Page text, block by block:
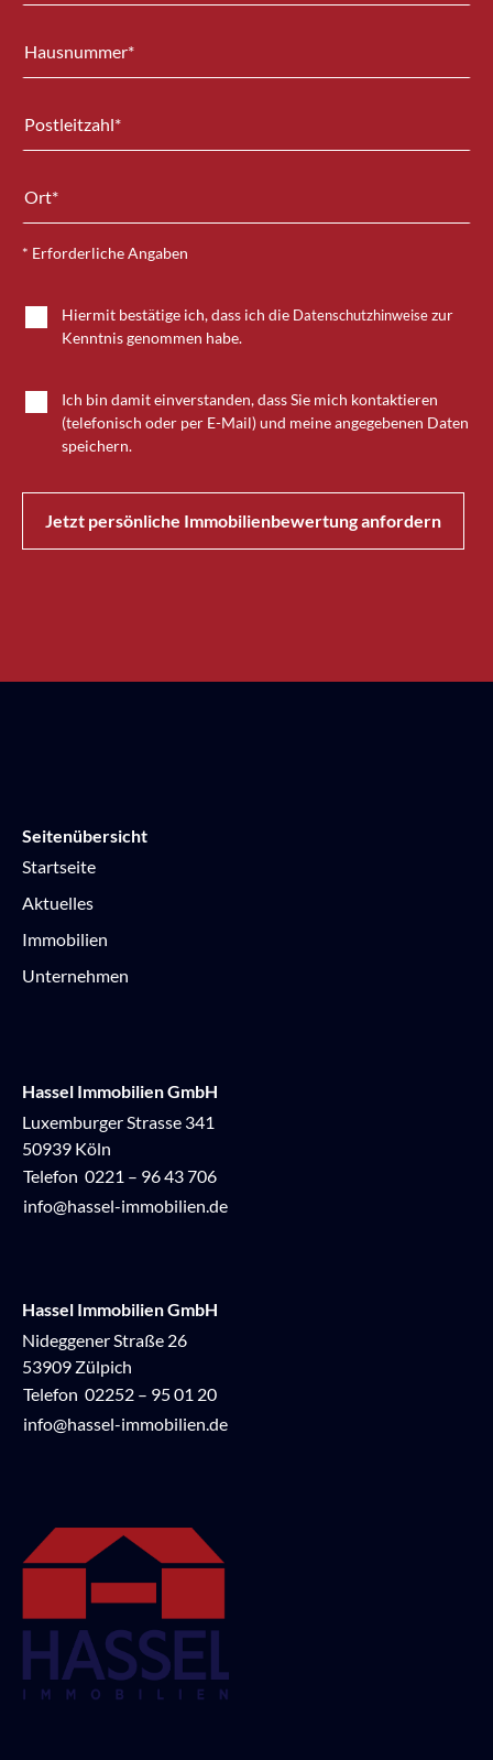
* Erforderliche Angaben
Hiermit bestätige ich, dass ich die Datenschutzhinweisezur
Kenntnis genommen habe.
Ich bin damit einverstanden, dass Sie mich kontaktieren
(telefonisch oder per E-Mail) und meine angegebenen Daten
speichern.
Jetzt persönliche Immobilienbewertung anfordern
Seitenübersicht
Startseite
Aktuelles
Immobilien
Unternehmen
Hassel Immobilien GmbH
Luxemburger Strasse 341
50939 Köln
Telefon 0221 – 96 43 706
info@hassel-immobilien.de
Hassel Immobilien GmbH
Nideggener Straße 26
53909 Zülpich
Telefon 02252 – 95 01 20
info@hassel-immobilien.de